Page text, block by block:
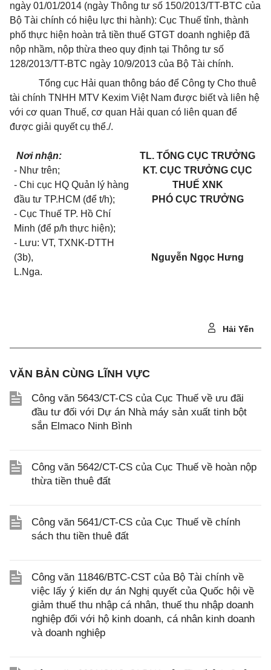
ngày 01/01/2014 (ngày Thông tư số 150/2013/TT-BTC của
Bộ Tài chính có hiệu lực thi hành): Cục Thuế tỉnh, thành
phố thực hiện hoàn trả tiền thuế GTGT doanh nghiệp đã
nộp nhầm, nộp thừa theo quy định tại Thông tư số
128/2013/TT-BTC ngày 10/9/2013 của Bộ Tài chính.
Tổng cục Hải quan thông báo để Công ty Cho thuê
tài chính TNHH MTV Kexim Việt Nam được biết và liên hệ
với cơ quan Thuế, cơ quan Hải quan có liên quan để
được giải quyết cụ thể./.
Nơi nhận:
- Như trên;
- Chi cục HQ Quản lý hàng
đầu tư TP.HCM (để t/h);
- Cục Thuế TP. Hồ Chí
Minh (để p/h thực hiện);
- Lưu: VT, TXNK-DTTH
(3b),
L.Nga.
TL. TỔNG CỤC TRƯỞNG
KT. CỤC TRƯỞNG CỤC
THUẾ XNK
PHÓ CỤC TRƯỞNG
Nguyễn Ngọc Hưng
Hải Yến
VĂN BẢN CÙNG LĨNH VỰC
Công văn 5643/CT-CS của Cục Thuế về ưu đãi
đầu tư đối với Dự án Nhà máy sản xuất tinh bột
sắn Elmaco Ninh Bình
Công văn 5642/CT-CS của Cục Thuế về hoàn nộp
thừa tiền thuê đất
Công văn 5641/CT-CS của Cục Thuế về chính
sách thu tiền thuê đất
Công văn 11846/BTC-CST của Bộ Tài chính về
việc lấy ý kiến dự án Nghị quyết của Quốc hội về
giảm thuế thu nhập cá nhân, thuế thu nhập doanh
nghiệp đối với hộ kinh doanh, cá nhân kinh doanh
và doanh nghiệp